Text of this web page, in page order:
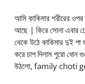
আমি কাকিমার শরীরের
আছে | কিরে সোনা এবার
থেকে উঠে কাকিমার দুই
করে চাপ দিলাম পুরো
উঠলো, family choti